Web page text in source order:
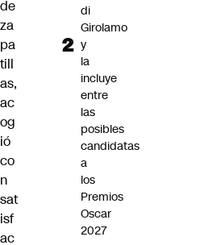
de
za
pa
till
as,
ac
og
ió
co
n
sat
isf
ac
di
Girolamo
y
la
incluye
entre
las
posibles
candidatas
a
los
Premios
Oscar
2027